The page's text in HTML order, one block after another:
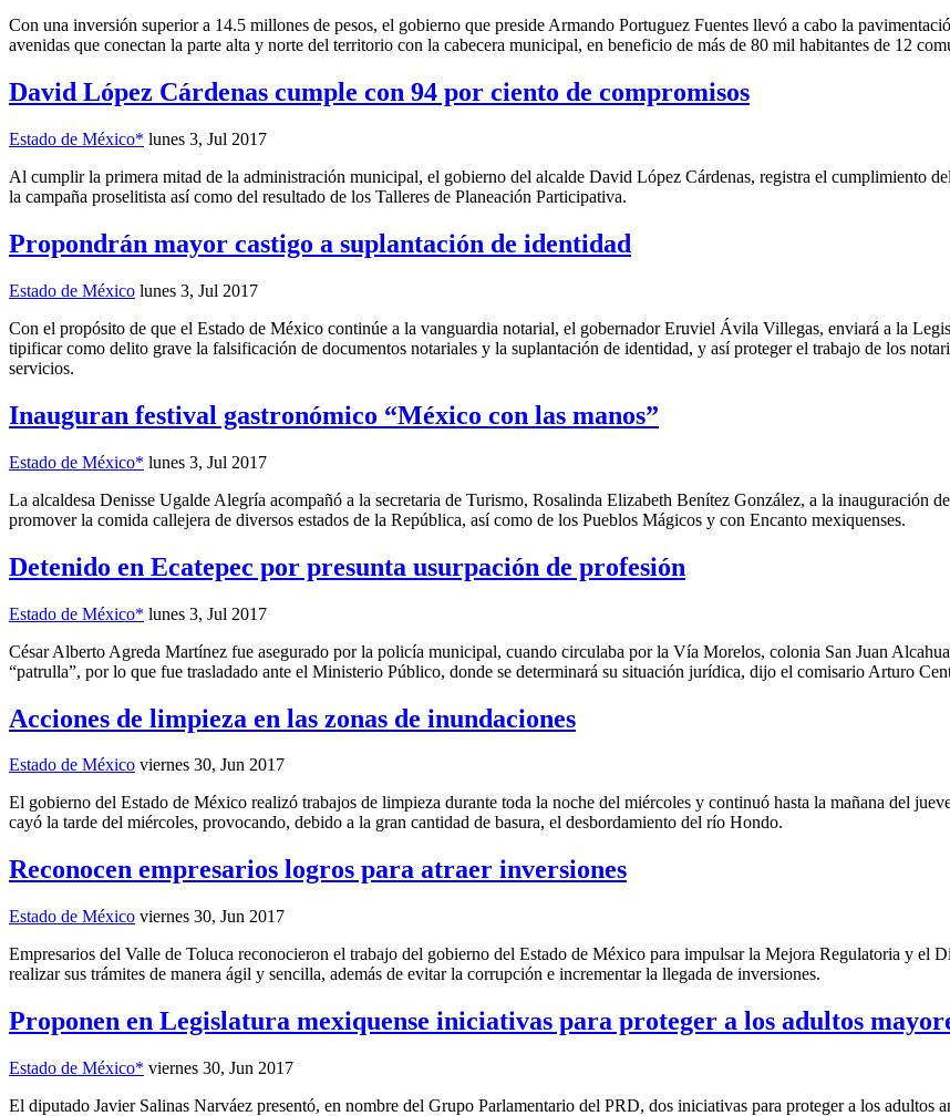
Con una inversión superior a 14.5 millones de pesos, el gobierno que preside Armando Portuguez Fuentes llevó a cabo la
avenidas que conectan la parte alta y norte del territorio con la cabecera municipal, en beneficio de más de 80 mil habitantes de 12
David López Cárdenas cumple con 94 por ciento de compromisos
Estado de México* lunes 3, Jul 2017
Al cumplir la primera mitad de la administración municipal, el gobierno del alcalde David López Cárdenas, registra el cumplimiento
la campaña proselitista así como del resultado de los Talleres de Planeación Participativa.
Propondrán mayor castigo a suplantación de identidad
Estado de México lunes 3, Jul 2017
Con el propósito de que el Estado de México continúe a la vanguardia notarial, el gobernador Eruviel Ávila Villegas, enviará a la
tipificar como delito grave la falsificación de documentos notariales y la suplantación de identidad, y así proteger el trabajo de los
servicios.
Inauguran festival gastronómico “México con las manos”
Estado de México* lunes 3, Jul 2017
La alcaldesa Denisse Ugalde Alegría acompañó a la secretaria de Turismo, Rosalinda Elizabeth Benítez González, a la inauguración
promover la comida callejera de diversos estados de la República, así como de los Pueblos Mágicos y con Encanto mexiquenses.
Detenido en Ecatepec por presunta usurpación de profesión
Estado de México* lunes 3, Jul 2017
César Alberto Agreda Martínez fue asegurado por la policía municipal, cuando circulaba por la Vía Morelos, colonia San Juan
“patrulla”, por lo que fue trasladado ante el Ministerio Público, donde se determinará su situación jurídica, dijo el comisario Arturo
Acciones de limpieza en las zonas de inundaciones
Estado de México viernes 30, Jun 2017
El gobierno del Estado de México realizó trabajos de limpieza durante toda la noche del miércoles y continuó hasta la mañana del
cayó la tarde del miércoles, provocando, debido a la gran cantidad de basura, el desbordamiento del río Hondo.
Reconocen empresarios logros para atraer inversiones
Estado de México viernes 30, Jun 2017
Empresarios del Valle de Toluca reconocieron el trabajo del gobierno del Estado de México para impulsar la Mejora Regulatoria y el
realizar sus trámites de manera ágil y sencilla, además de evitar la corrupción e incrementar la llegada de inversiones.
Proponen en Legislatura mexiquense iniciativas para proteger a los adultos
Estado de México* viernes 30, Jun 2017
El diputado Javier Salinas Narváez presentó, en nombre del Grupo Parlamentario del PRD, dos iniciativas para proteger a los adultos